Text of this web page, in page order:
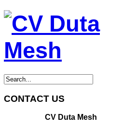
CONTACT US
CV Duta Mesh